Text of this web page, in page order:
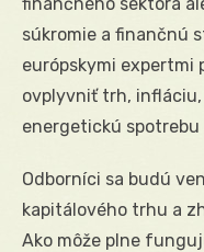
súkromie a finančnú
európskymi expertmi
ovplyvniť trh,
energetickú
Odborníci sa budú
kapitálového trhu a
Ako môže plne